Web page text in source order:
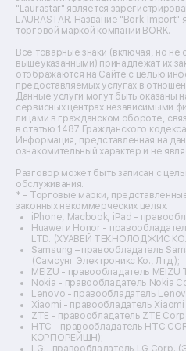
Ремонт массажных кресел
Ремонт водонагревателей
Ремонт вытяжек
Ремонт источников
Ремонт пароварок
Ремонт микшерных пультов
Ремонт dj-пультов
Ремонт кухонных плит
Ремонт стедикамов
Ремонт оптических
Ремонт
Ремонт видеокамер
Ремонт эхолотов
Ремонт 3d-принтеров
Ремонт прицелов ночного
Ремонт винных шкафов
Ремонт выпрямителей
Ремонт сушилок для рук
Ремонт дальномеров
Ремонт снегоуборщиков
"Laurastar" является
LAURASTAR. Название "Bork-Import"
торговой маркой компании BORK.
Все товарные знаки (включая, но не
вышеуказанными) принадлежат их
отображаются на Сайте с целью
предоставляемых услугах в
Данные услуги могут быть оказаны
сервисных центрах независимыми
лицами в гражданском обороте,
в статью 1487 Гражданского
Информация, представленная на
ознакомительный характер и не
Разговор может быть записан с
обслуживания.
* - Торговые марки,
законных некоммерческих целях.
iPhone, Macbook, iPad -
Huawei и Honor -
LTD. (ХУАВЕЙ ТЕКНОЛОДЖИС
Samsung – правообладатель
(Самсунг Электроникс Ко., Лтд.);
MEIZU - правообладатель MEIZU
Nokia - правообладатель Nokia
Lenovo - правообладатель
Xiaomi - правообладатель Xiaomi
ZTE - правообладатель ZTE
HTC - правообладатель HTC
КОРПОРЕЙШН);
LG - правообладатель LG Corp.